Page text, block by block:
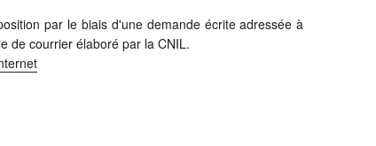
par le biais d'une demande écrite adressée à
de courrier élaboré par la CNIL.